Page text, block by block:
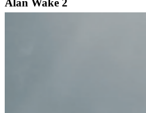
Alan Wake 2